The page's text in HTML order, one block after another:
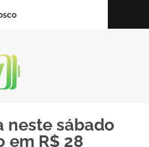
neste sábado
em R$ 28